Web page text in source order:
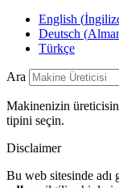
English (
Deutsch (
Türkçe
Ara
Makinenizin
tipini seçin.
Disclaimer
Bu web sitesinde adı